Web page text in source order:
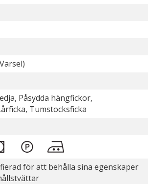
Påsydda hängfickor,
Tumstocksficka
för att behålla sina egenskaper